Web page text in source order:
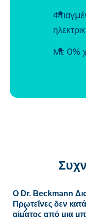
Με 0%
Ο Dr. Beckmann
Πρωτεΐνες δεν
αίματος από μια